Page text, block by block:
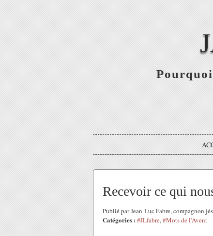
Recevoir ce qui
Publié par Jean-Luc Fabre, compagnon
Catégories : #JLfabre,#Mots de l'Avent